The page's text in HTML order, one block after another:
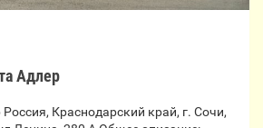
Адлер
Краснодарский край, г. Сочи,